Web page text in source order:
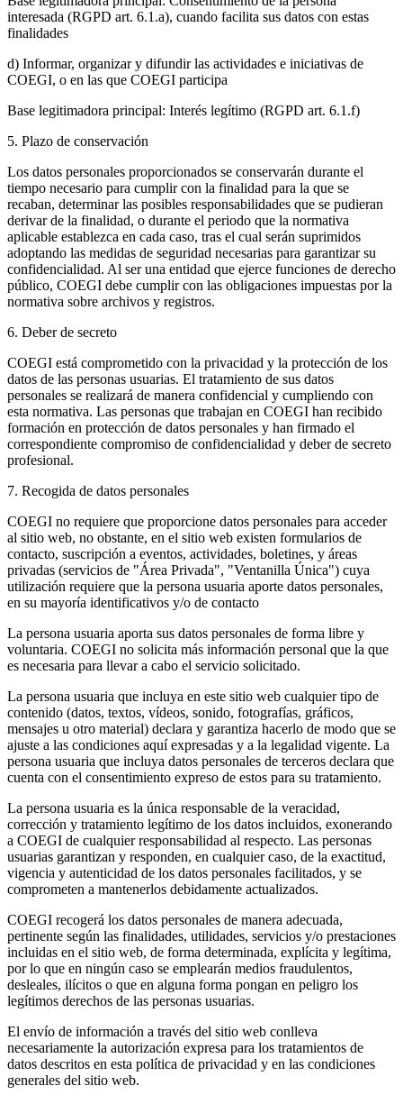
interesada (RGPD art. 6.1.a), cuando facilita sus datos con estas
finalidades
d) Informar, organizar y difundir las actividades e iniciativas de
COEGI, o en las que COEGI participa
Base legitimadora principal: Interés legítimo (RGPD art. 6.1.f)
5. Plazo de conservación
Los datos personales proporcionados se conservarán durante el
tiempo necesario para cumplir con la finalidad para la que se
recaban, determinar las posibles responsabilidades que se pudieran
derivar de la finalidad, o durante el periodo que la normativa
aplicable establezca en cada caso, tras el cual serán suprimidos
adoptando las medidas de seguridad necesarias para garantizar su
confidencialidad. Al ser una entidad que ejerce funciones de derecho
público, COEGI debe cumplir con las obligaciones impuestas por la
normativa sobre archivos y registros.
6. Deber de secreto
COEGI está comprometido con la privacidad y la protección de los
datos de las personas usuarias. El tratamiento de sus datos
personales se realizará de manera confidencial y cumpliendo con
esta normativa. Las personas que trabajan en COEGI han recibido
formación en protección de datos personales y han firmado el
correspondiente compromiso de confidencialidad y deber de secreto
profesional.
7. Recogida de datos personales
COEGI no requiere que proporcione datos personales para acceder
al sitio web, no obstante, en el sitio web existen formularios de
contacto, suscripción a eventos, actividades, boletines, y áreas
privadas (servicios de "Área Privada", "Ventanilla Única") cuya
utilización requiere que la persona usuaria aporte datos personales,
en su mayoría identificativos y/o de contacto
La persona usuaria aporta sus datos personales de forma libre y
voluntaria. COEGI no solicita más información personal que la que
es necesaria para llevar a cabo el servicio solicitado.
La persona usuaria que incluya en este sitio web cualquier tipo de
contenido (datos, textos, vídeos, sonido, fotografías, gráficos,
mensajes u otro material) declara y garantiza hacerlo de modo que se
ajuste a las condiciones aquí expresadas y a la legalidad vigente. La
persona usuaria que incluya datos personales de terceros declara que
cuenta con el consentimiento expreso de estos para su tratamiento.
La persona usuaria es la única responsable de la veracidad,
corrección y tratamiento legítimo de los datos incluidos, exonerando
a COEGI de cualquier responsabilidad al respecto. Las personas
usuarias garantizan y responden, en cualquier caso, de la exactitud,
vigencia y autenticidad de los datos personales facilitados, y se
comprometen a mantenerlos debidamente actualizados.
COEGI recogerá los datos personales de manera adecuada,
pertinente según las finalidades, utilidades, servicios y/o prestaciones
incluidas en el sitio web, de forma determinada, explícita y legítima,
por lo que en ningún caso se emplearán medios fraudulentos,
desleales, ilícitos o que en alguna forma pongan en peligro los
legítimos derechos de las personas usuarias.
El envío de información a través del sitio web conlleva
necesariamente la autorización expresa para los tratamientos de
datos descritos en esta política de privacidad y en las condiciones
generales del sitio web.